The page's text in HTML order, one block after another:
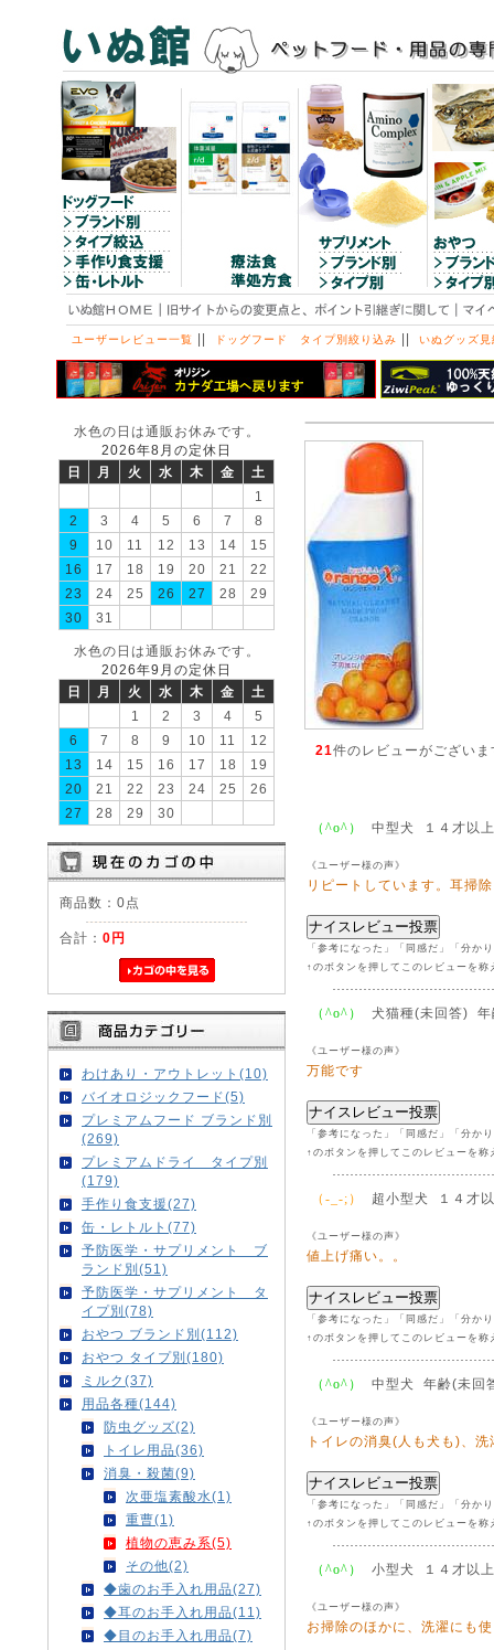
ユーザーレビュー一覧 || ドッグフード タイプ別絞り込み || いぬグッズ見
水色の日は通販お休みです。
2026年8月の定休日
日
月 火 水 木 金
土
1
2
3 4 5 6 7
8
9
10 11 12 13 14
15
16
17 18 19 20 21
22
23
24 25 26 27 28
29
30
31
水色の日は通販お休みです。
2026年9月の定休日
日
月 火 水 木 金
土
1
2 3 4
5
6
7 8 9 10 11
12
13
14 15 16 17 18
19
20
21 22 23 24 25
26
27
28 29 30
商品数：0点
合計： 0円
わけあり・アウトレット(10)
バイオロジックフード(5)
プレミアムフード ブランド別
(269)
プレミアムドライ タイプ別
(179)
手作り食支援(27)
缶・レトルト(77)
予防医学・サプリメント ブ
ランド別(51)
予防医学・サプリメント タ
イプ別(78)
おやつ ブランド別(112)
おやつ タイプ別(180)
ミルク(37)
用品各種(144)
防虫グッズ(2)
トイレ用品(36)
消臭・殺菌(9)
次亜塩素酸水(1)
重曹(1)
植物の恵み系(5)
その他(2)
◆歯のお手入れ用品(27)
◆耳のお手入れ用品(11)
◆目のお手入れ用品(7)
21件のレビューがございま
（^o^） 中型犬 １４才以上
《ユーザー様の声》
リピートしています。耳掃
「参考になった」「同感だ」「分か
↑のボタンを押してこのレビューを称
（^o^） 犬猫種(未回答) 年
《ユーザー様の声》
万能です
「参考になった」「同感だ」「分か
↑のボタンを押してこのレビューを称
（-_-;） 超小型犬 １４才
《ユーザー様の声》
値上げ痛い。。
「参考になった」「同感だ」「分か
↑のボタンを押してこのレビューを称
（^o^） 中型犬 年齢(未回
《ユーザー様の声》
トイレの消臭(人も犬も)、
「参考になった」「同感だ」「分か
↑のボタンを押してこのレビューを称
（^o^） 小型犬 １４才以上
《ユーザー様の声》
お掃除のほかに、洗濯にも